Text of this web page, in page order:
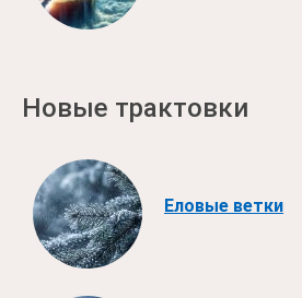
Новые трактовки
Еловые ветки